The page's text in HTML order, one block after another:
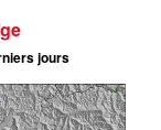
jours